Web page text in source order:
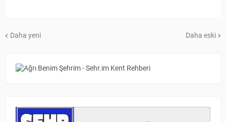
Daha yeni Daha eski